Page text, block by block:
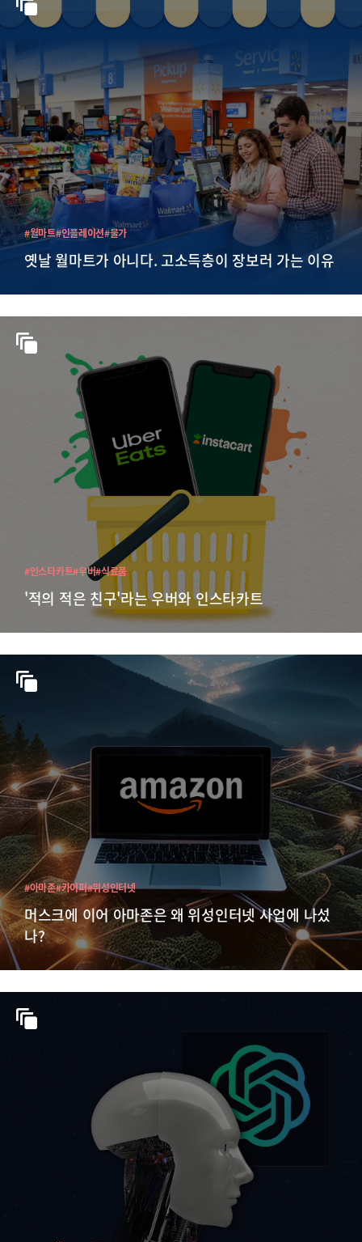
옛날 월마트가 아니다. 고소득층이 장보러 가는 이유
#월마트#인플레이션#물가
'적의 적은 친구'라는 우버와 인스타카트
#인스타카트#우버#식료품
머스크에 이어 아마존은 왜 위성인터넷 사업에 나섰
나?
#아마존#카이퍼#위성인터넷